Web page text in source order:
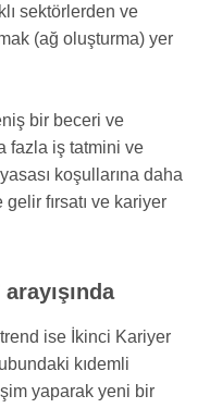
sektörlerden ve
(ağ oluşturma) yer
bir beceri ve
fazla iş tatmini ve
koşullarına daha
fırsatı ve kariyer
ise İkinci Kariyer
kıdemli
yaparak yeni bir